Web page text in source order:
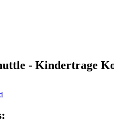
- Kindertrage